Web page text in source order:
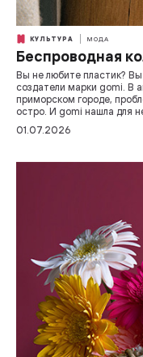
КУЛЬТУРА МОДА
Беспроводная
Вы не любите пластик?
создатели марки gomi. В
приморском городе,
остро. И gomi нашла для
01.07.2026